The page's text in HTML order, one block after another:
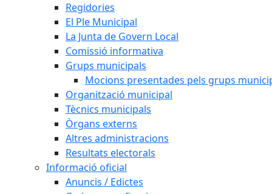
Regidories
El Ple Municipal
La Junta de Govern Local
Comissió informativa
Grups municipals
Mocions presentades pels grups
Organització municipal
Tècnics municipals
Òrgans externs
Altres administracions
Resultats electorals
Informació oficial
Anuncis / Edictes